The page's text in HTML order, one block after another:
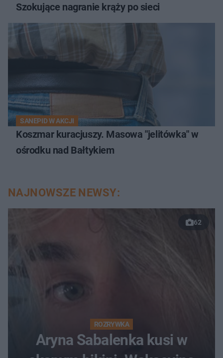
Szokujące nagranie krąży po sieci
SANEPID W AKCJI
Koszmar kuracjuszy. Masowa "jelitówka" w
ośrodku nad Bałtykiem
NAJNOWSZE NEWSY:
62
ROZRYWKA
Aryna Sabalenka kusi w